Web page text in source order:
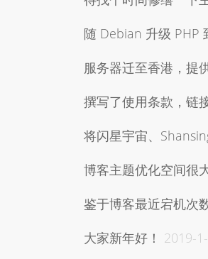
随 Debian 升级 PHP
服务器迁至香港，提
撰写了使用条款，链
将闪星宇宙、
博客主题优化空间很
鉴于博客最近宕机次
大家新年好！ 2019-